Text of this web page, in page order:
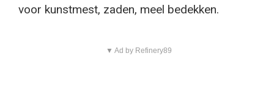
voor kunstmest, zaden, meel bedekken.
▼ Ad by Refinery89